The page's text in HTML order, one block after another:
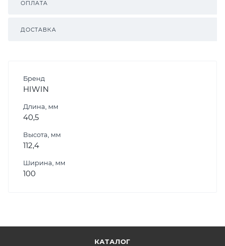
ОПЛАТА
ДОСТАВКА
Бренд
HIWIN
Длина, мм
40,5
Высота, мм
112,4
Ширина, мм
100
КАТАЛОГ